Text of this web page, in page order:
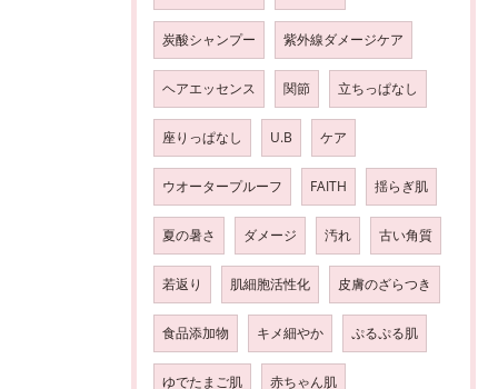
炭酸シャンプー 紫外線ダメージケア
ヘアエッセンス 関節 立ちっぱなし
座りっぱなし U.B ケア
ウオータープルーフ FAITH 揺らぎ肌
夏の暑さ ダメージ 汚れ 古い角質
若返り 肌細胞活性化 皮膚のざらつき
食品添加物 キメ細やか ぷるぷる肌
ゆでたまご肌 赤ちゃん肌